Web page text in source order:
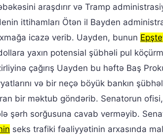
araşdırır və Tramp
ittihamları Ötən il Bayden
icazə verib. Uayden, bunun
yaxın potensial şübhəli pul
çağırış Uayden bu həftə Baş
və bir neçə böyük bankın
bir məktub göndərib. Senatorun
şərh sorğusuna cavab verməyib.
seks trafiki fəaliyyətinin arxasında